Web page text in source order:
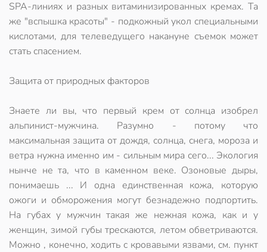
SPA-линиях и разных витаминизированных кремах. Та
же "вспышка красоты" - подкожный укол специальными
кислотами, для телеведущего накануне съемок может
стать спасением.
Защита от природных факторов
Знаете ли вы, что первый крем от солнца изобрел
альпинист-мужчина. Разумно - потому что
максимальная защита от дождя, солнца, снега, мороза и
ветра нужна именно им - сильным мира сего... Экология
нынче не та, что в каменном веке. Озоновые дыры,
понимаешь ... И одна единственная кожа, которую
ожоги и обморожения могут безнадежно подпортить.
На губах у мужчин такая же нежная кожа, как и у
женщин, зимой губы трескаются, летом обветриваются.
Можно , конечно, ходить с кровавыми язвами, см. пункт